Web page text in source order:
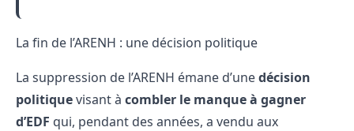
La fin de l’ARENH : une décision politique
La suppression de l’ARENH émane d’unedécision
politiquevisant à combler le manque à gagner
d’EDF qui, pendant des années, a vendu aux